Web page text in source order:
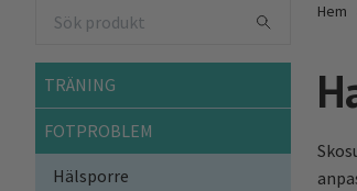
TRÄNING
FOTPROBLEM
Hälsporre
Hem